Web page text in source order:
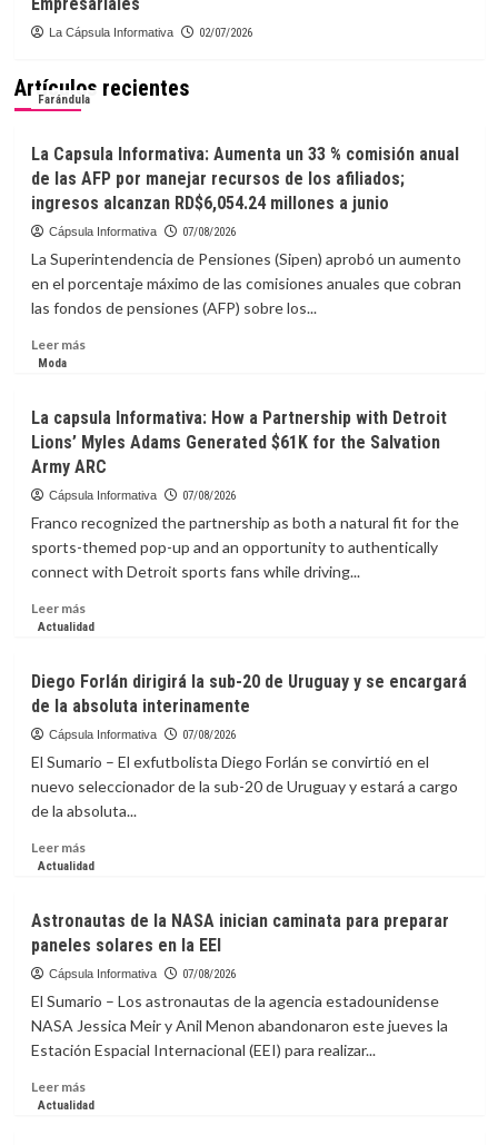
La Cápsula Informativa 02/07/2026
Artículos recientes
Farándula
La Capsula Informativa: Aumenta un 33 % comisión anual
de las AFP por manejar recursos de los afiliados;
ingresos alcanzan RD$6,054.24 millones a junio
Cápsula Informativa 07/08/2026
La Superintendencia de Pensiones (Sipen) aprobó un aumento
en el porcentaje máximo de las comisiones anuales que cobran
las fondos de pensiones (AFP) sobre los...
Leer másLeer
Capsula
Informativa:
Aumenta
un
%
comisión
anual
las
AFP
manejar
recursos
los
afiliados;
ingresos
alcanzan
millones
a
Moda
La capsula Informativa: How a Partnership with Detroit
Lions’ Myles Adams Generated $61K for the Salvation
Army ARC
Cápsula Informativa 07/08/2026
Franco recognized the partnership as both a natural fit for the
sports-themed pop-up and an opportunity to authentically
connect with Detroit sports fans while driving...
Leer másLeer
más
capsula
Informativa:
How
Partnership
with
Detroit
Myles
$61K
for
Army
ARC
Actualidad
Diego Forlán dirigirá la sub-20 de Uruguay y se encargará
de la absoluta interinamente
Cápsula Informativa 07/08/2026
El Sumario – El exfutbolista Diego Forlán se convirtió en el
nuevo seleccionador de la sub-20 de Uruguay y estará a cargo
de la absoluta...
Leer másLeer
más
Forlán
dirigirá
la
20
de
Uruguay
se
Actualidad
Astronautas de la NASA inician caminata para preparar
paneles solares en la EEI
Cápsula Informativa 07/08/2026
El Sumario – Los astronautas de la agencia estadounidense
NASA Jessica Meir y Anil Menon abandonaron este jueves la
Estación Espacial Internacional (EEI) para realizar...
Leer másLeer
más
Actualidad